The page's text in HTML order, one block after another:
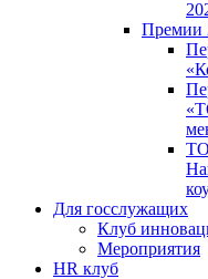
Премии
Для госслужащих
Клуб
Мероприятия
HR клуб